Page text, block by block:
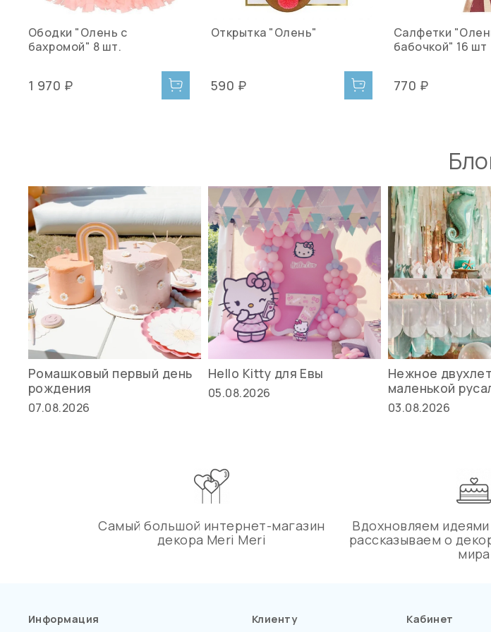
Ободки "Олень с
бахромой" 8 шт.
1 970 ₽
Открытка "Олень"
590 ₽
Салфетки
бабочкой" 16 шт
770 ₽
Ромашковый первый день
рождения
07.08.2026
Hello Kitty для Евы
05.08.2026
Нежное
маленькой
03.08.2026
Самый большой интернет-магазин
декора Meri Meri
Вдохновляем идеями
рассказываем о
мира
Информация Клиенту Кабинет